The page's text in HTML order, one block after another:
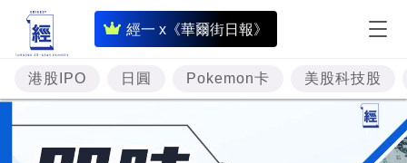
經一 x《華爾街日報》
即
時
財
經
專
題
港股IPO 日圓 Pokemon卡 美股科技股